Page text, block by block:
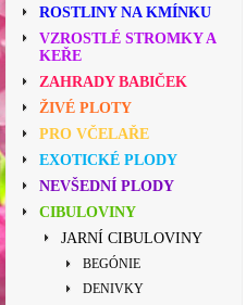
ROSTLINY NA KMÍNKU
VZROSTLÉ STROMKY A
KEŘE
ZAHRADY BABIČEK
ŽIVÉ PLOTY
PRO VČELAŘE
EXOTICKÉ PLODY
NEVŠEDNÍ PLODY
CIBULOVINY
JARNÍ CIBULOVINY
BEGÓNIE
DENIVKY